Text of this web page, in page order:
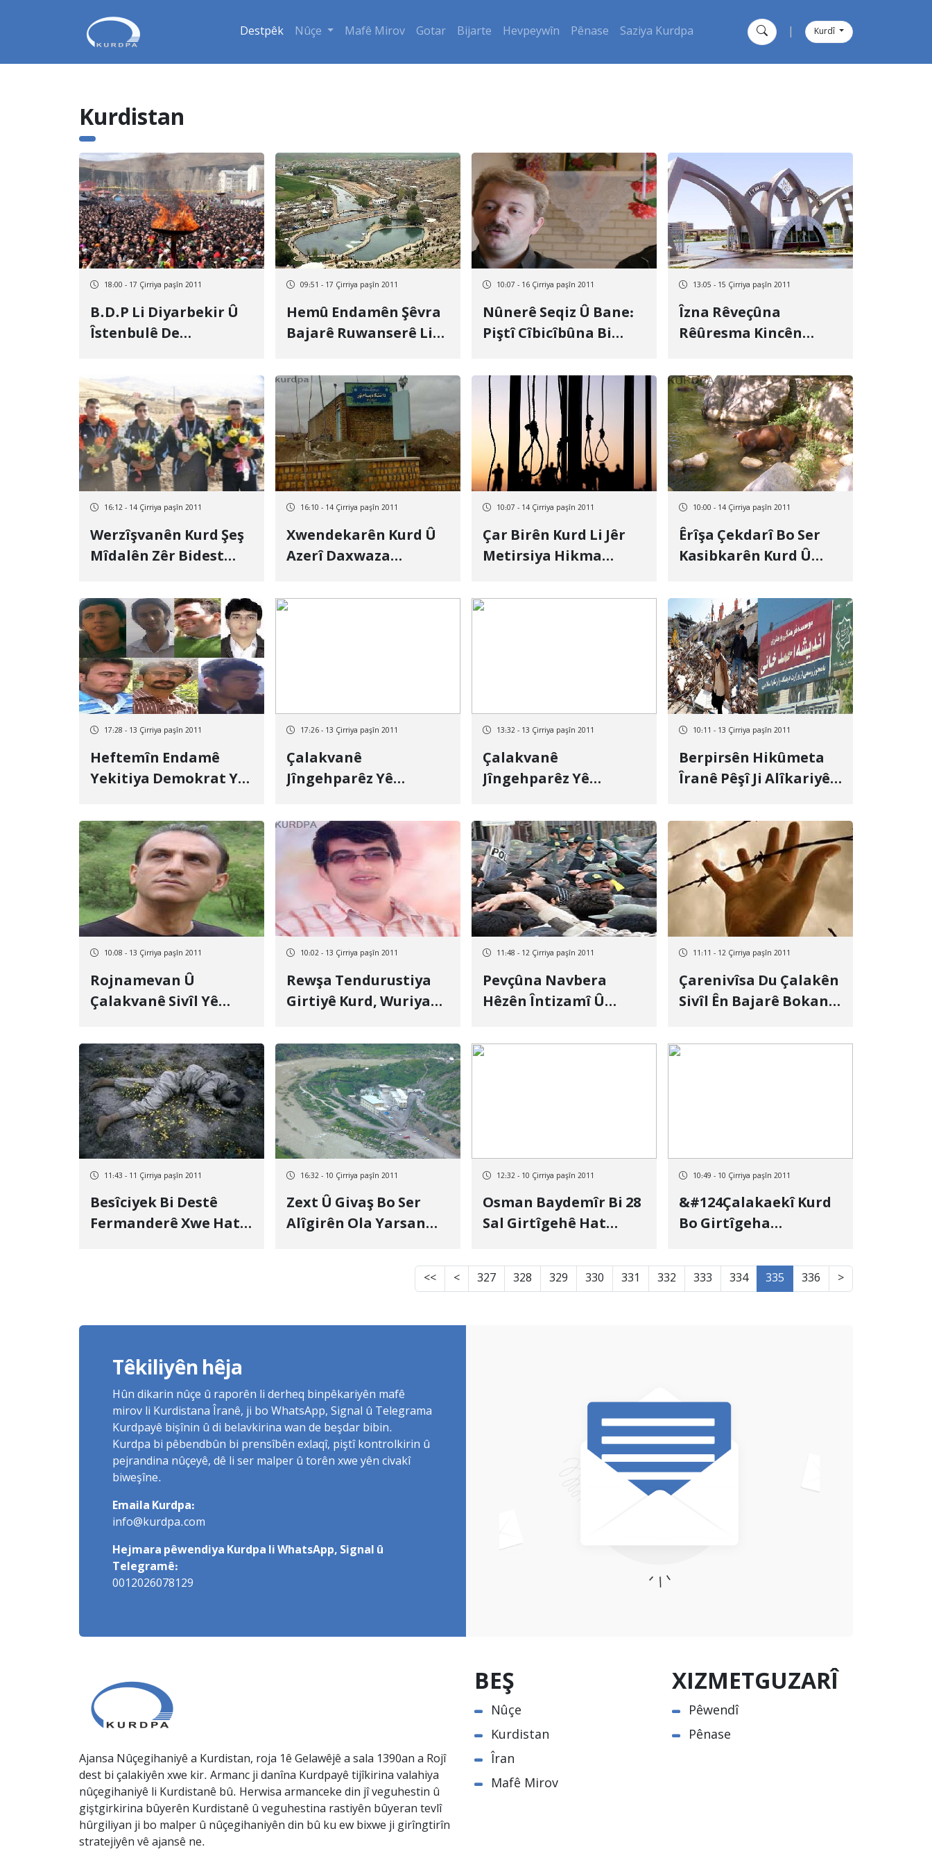
Destpêk Nûçe Mafê Mirov Gotar Bijarte Hevpeywîn Pênase Saziya Kurdpa Kurdî
Kurdistan
18:00 - 17 Çirriya paşîn 2011
B.D.P Li Diyarbekir Û
Îstenbulê De
Berfireh Rêk Dixwe
09:51 - 17 Çirriya paşîn 2011
Hemû Endamên Şêvra
Bajarê Ruwanserê Li
10:07 - 16 Çirriya paşîn 2011
Nûnerê Seqiz Û Bane:
Piştî Cîbicîbûna Bi
Yaraneyan, Helmasîn
Ji Sedî 30 Zêde Bûye
13:05 - 15 Çirriya paşîn 2011
Îzna Rêveçûna
Rêûresma Kincên
Kurd Ên Zanîngeha
Urmiyê Re Nehat Dan
16:12 - 14 Çirriya paşîn 2011
Werzîşvanên Kurd Şeş
Mîdalên Zêr Bidest
16:10 - 14 Çirriya paşîn 2011
Xwendekarên Kurd Û
Azerî Daxwaza
Zikmakî Dikin
10:07 - 14 Çirriya paşîn 2011
Çar Birên Kurd Li Jêr
Metirsiya Hikma
10:00 - 14 Çirriya paşîn 2011
Êrîşa Çekdarî Bo Ser
Kasibkarên Kurd Û
Barhilgir
17:28 - 13 Çirriya paşîn 2011
Heftemîn Endamê
Yekitiya Demokrat Ya
Hat Destbiserkirin
17:26 - 13 Çirriya paşîn 2011
Çalakvanê
Jîngehparêz Yê
Rehînê Hat Azadkirin
13:32 - 13 Çirriya paşîn 2011
Çalakvanê
Jîngehparêz Yê
Rehînê Hat Azadkirin
10:11 - 13 Çirriya paşîn 2011
Berpirsên Hikûmeta
Îranê Pêşî Ji Alîkariyên
Ziyan Pêgihiştiyên
Wanê Digirin
10:08 - 13 Çirriya paşîn 2011
Rojnamevan Û
Çalakvanê Sivîl Yê
Hat Mehkûmkirin
10:02 - 13 Çirriya paşîn 2011
Rewşa Tendurustiya
Girtiyê Kurd, Wuriya
11:48 - 12 Çirriya paşîn 2011
Pevçûna Navbera
Hêzên Întizamî Û
Berevaniya Zarokan
11:11 - 12 Çirriya paşîn 2011
Çarenivîsa Du Çalakên
Sivîl Ên Bajarê Bokanê
11:43 - 11 Çirriya paşîn 2011
Besîciyek Bi Destê
Fermanderê Xwe Hat
16:32 - 10 Çirriya paşîn 2011
Zext Û Givaş Bo Ser
Alîgirên Ola Yarsan
12:32 - 10 Çirriya paşîn 2011
Osman Baydemîr Bi 28
Sal Girtîgehê Hat
10:49 - 10 Çirriya paşîn 2011
&#124Çalakaekî Kurd
Bo Girtîgeha
Merîwanê Hat
Veguhstin
<< < 327 328 329 330 331 332 333 334 335 336 >
Têkiliyên hêja
Hûn dikarin nûçe û raporên li derheq binpêkariyên mafê
mirov li Kurdistana Îranê, ji bo WhatsApp, Signal û Telegrama
Kurdpayê bişînin û di belavkirina wan de beşdar bibin.
Kurdpa bi pêbendbûn bi prensîbên exlaqî, piştî kontrolkirin û
pejrandina nûçeyê, dê li ser malper û torên xwe yên civakî
biweşîne.
Emaila Kurdpa:
info@kurdpa.com
Hejmara pêwendiya Kurdpa li WhatsApp, Signal û
Telegramê:
0012026078129
Ajansa Nûçegihaniyê a Kurdistan, roja 1ê Gelawêjê a sala 1390an a Rojî
dest bi çalakiyên xwe kir. Armanc ji danîna Kurdpayê tijîkirina valahiya
nûçegihaniyê li Kurdistanê bû. Herwisa armanceke din jî veguhestin û
giştgirkirina bûyerên Kurdistanê û veguhestina rastiyên bûyeran tevlî
hûrgiliyan ji bo malper û nûçegihaniyên din bû ku ew bixwe ji girîngtirîn
stratejiyên vê ajansê ne.
BEŞ
Nûçe
Kurdistan
Îran
Mafê Mirov
XIZMETGUZARÎ
Pêwendî
Pênase